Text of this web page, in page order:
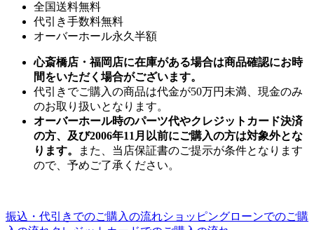
全国送料無料
代引き手数料無料
オーバーホール永久半額
心斎橋店・福岡店に在庫がある場合は商品確認にお時
間をいただく場合がございます。
代引きでご購入の商品は代金が50万円未満、現金のみ
のお取り扱いとなります。
オーバーホール時のパーツ代やクレジットカード決済
の方、及び2006年11月以前にご購入の方は対象外とな
ります。
また、当店保証書のご提示が条件となります
ので、予めご了承ください。
振込・代引きでのご購入の流れショッピングローンでのご購